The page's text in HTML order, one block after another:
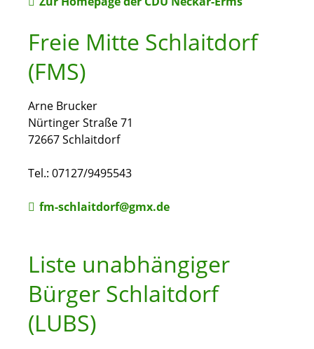
Freie Mitte Schlaitdorf
(FMS)
Arne Brucker
Nürtinger Straße 71
72667 Schlaitdorf
Tel.: 07127/9495543
fm-schlaitdorf@gmx.de
Liste unabhängiger
Bürger Schlaitdorf
(LUBS)